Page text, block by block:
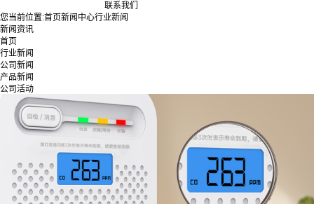
联系我们
您当前位置:首页新闻中心行业新闻
新闻资讯
首页
行业新闻
公司新闻
产品新闻
公司活动